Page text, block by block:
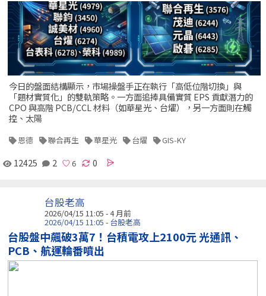
今日的盤面結構顯示，市場操盤手正在執行「高低位階切換」與
「題材實質化」的雙軌策略。一方面追捧具備實質 EPS 貢獻潛力的
CPO 與高階 PCB/CCL 材料（如華星光、台燿），另一方面則在觸
控、太陽
恩德 聯合再生 華星光 台燿 GIS-KY
12425 2 0
台股老高
2026/04/15 11:05 - 4 月前
2026/04/15 11:05 - 台股老高
台股盤中飆破3萬7！台積電攻上2100元 光通訊、
PCB、航運輪番噴出